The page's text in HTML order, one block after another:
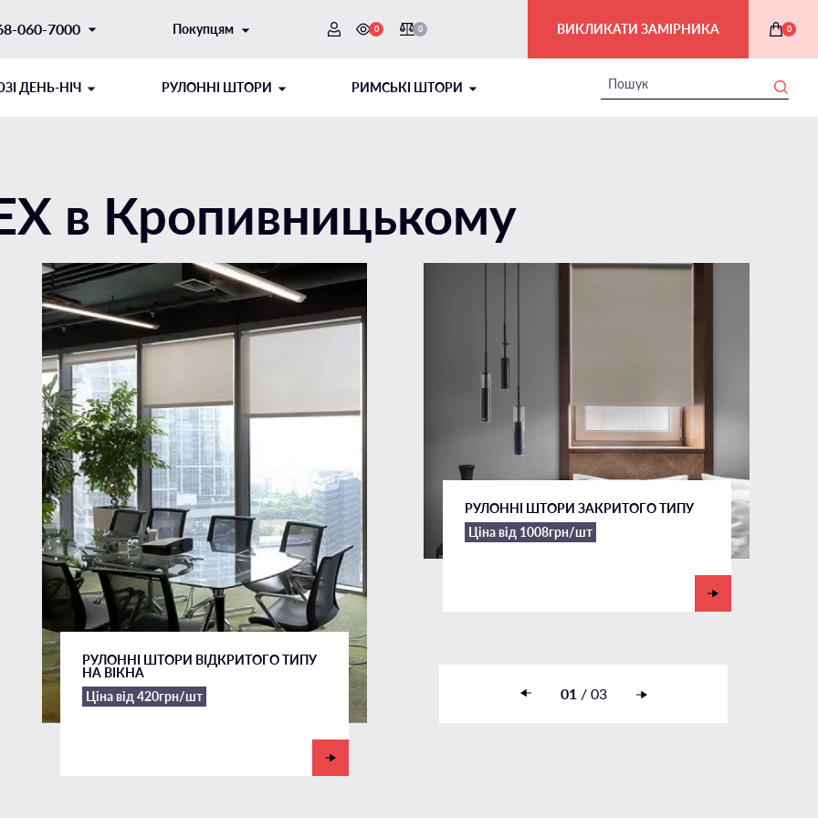
060-7000 Покупцям 0 0 ВИКЛИКАТИ ЗАМІРНИКА 0
ДЕНЬ-НІЧ РУЛОННІ ШТОРИ
напрямні
напрямні
РУЛОННІ ШТОРИ ДЕНЬ-НІЧ
Відкритого типу на отвір
напрямні
Закритого типу пласкі напрямні
РИМСЬКІ ШТОРИ
ШНУРОВИЙ МЕХАНІЗМ
На балкон і лоджію
На панорамні вікна
У ванній
У дитячу
У спальню
в Кропивницькому
РУЛОННІ ШТОРИ ВІДКРИТОГО ТИПУ
НА ВІКНА
Ціна від 420грн/шт
РУЛОННІ ШТОРИ ЗАКРИТОГО ТИПУ
Ціна від 1008грн/шт
01 / 03